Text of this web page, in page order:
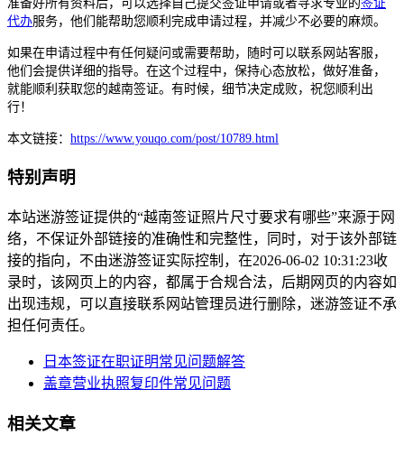
准备好所有资料后，可以选择自己提交签证申请或者寻求专业的签证
代办服务，他们能帮助您顺利完成申请过程，并减少不必要的麻烦。
如果在申请过程中有任何疑问或需要帮助，随时可以联系网站客服，
他们会提供详细的指导。在这个过程中，保持心态放松，做好准备，
就能顺利获取您的越南签证。有时候，细节决定成败，祝您顺利出
行！
本文链接： https://www.youqo.com/post/10789.html
特别声明
本站迷游签证提供的“越南签证照片尺寸要求有哪些”来源于网
络，不保证外部链接的准确性和完整性，同时，对于该外部链
接的指向，不由迷游签证实际控制，在2026-06-02 10:31:23收
录时，该网页上的内容，都属于合规合法，后期网页的内容如
出现违规，可以直接联系网站管理员进行删除，迷游签证不承
担任何责任。
日本签证在职证明常见问题解答
盖章营业执照复印件常见问题
相关文章